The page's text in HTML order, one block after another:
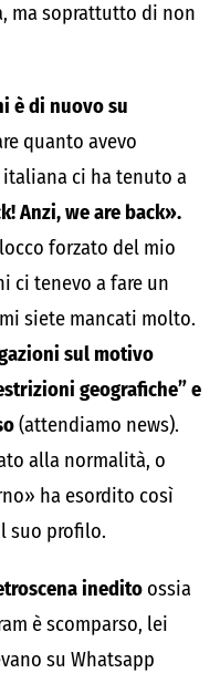
ma soprattutto di non
è di nuovo su
quanto avevo
ci ha tenuto a
Anzi, we are back».
forzato del mio
ci tenevo a fare un
siete mancati molto.
sul motivo
geografiche” e
(attendiamo news).
alla normalità, o
ha esordito così
suo profilo.
inedito ossia
è scomparso, lei
su Whatsapp